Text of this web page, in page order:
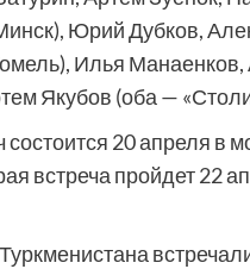
Юрий Дубков,
Илья
Якубов (оба —
20 апреля в
встреча пройдет 22